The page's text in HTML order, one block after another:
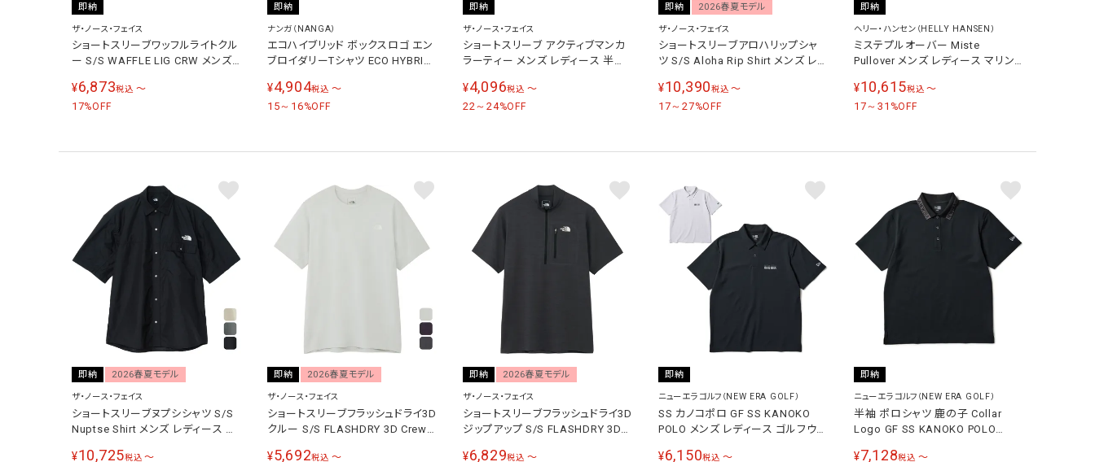
即納
ザ・ノース・フェイス
ショートスリーブワッフルライトクル
ー S/S WAFFLE LIG CRW メンズ
ツ キュムラスクラウド NT82683 CU
¥6,873税込 〜
17%OFF
即納
ナンガ（NANGA）
エコハイブリッド ボックスロゴ エン
ブロイダリーTシャツ ECO HYBRID
ンズ レディース NW2411-1G804
¥4,904税込 〜
15～16%OFF
即納
ザ・ノース・フェイス
ショートスリーブ アクティブマンカ
ラーティー メンズ レディース 半袖T
¥4,096税込 〜
22～24%OFF
即納 2026春夏モデル
ザ・ノース・フェイス
ショートスリーブアロハリップシャ
ツ S/S Aloha Rip Shirt メンズ レデ
¥10,390税込 〜
17～27%OFF
即納
ヘリー・ハンセン（HELLY HANSEN）
ミステプルオーバー Miste
Pullover メンズ レディース マリン
¥10,615税込 〜
17～31 %OFF
即納 2026春夏モデル
ザ・ノース・フェイス
ショートスリーブヌプシシャツ S/S
Nuptse Shirt メンズ レディース 半
¥10,725税込 〜
即納 2026春夏モデル
ザ・ノース・フェイス
ショートスリーブフラッシュドライ3D
クルー S/S FLASHDRY 3D Crew
¥5,692税込 〜
即納 2026春夏モデル
ザ・ノース・フェイス
ショートスリーブフラッシュドライ3D
ジップアップ S/S FLASHDRY 3D
¥6,829税込 〜
即納
ニューエラゴルフ（NEW ERA GOLF）
SS カノコポロ GF SS KANOKO
POLO メンズ レディース ゴルフウェ
¥6,150税込 〜
即納
ニューエラゴルフ（NEW ERA GOLF）
半袖 ポロシャツ 鹿の子 Collar
Logo GF SS KANOKO POLO
¥7,128税込 〜